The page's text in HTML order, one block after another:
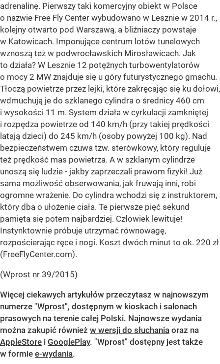
adrenalinę. Pierwszy taki komercyjny obiekt w Polsce
o nazwie Free Fly Center wybudowano w Lesznie w 2014 r.,
kolejny otwarto pod Warszawą, a bliźniaczy powstaje
w Katowicach. Imponujące centrum lotów tunelowych
wznoszą też w podwrocławskich Mirosławicach. Jak
to działa? W Lesznie 12 potężnych turbowentylatorów
o mocy 2 MW znajduje się u góry futurystycznego gmachu.
Tłoczą powietrze przez lejki, które zakręcając się ku dołowi,
wdmuchują je do szklanego cylindra o średnicy 460 cm
i wysokości 11 m. System działa w cyrkulacji zamkniętej
i rozpędza powietrze od 140 km/h (przy takiej prędkości
latają dzieci) do 245 km/h (osoby powyżej 100 kg). Nad
bezpieczeństwem czuwa tzw. sterówkowy, który reguluje
też prędkość mas powietrza. A w szklanym cylindrze
unoszą się ludzie - jakby zaprzeczali prawom fizyki! Już
sama możliwość obserwowania, jak fruwają inni, robi
ogromne wrażenie. Do cylindra wchodzi się z instruktorem,
który dba o ułożenie ciała. Te pierwsze pięć sekund
pamięta się potem najbardziej. Człowiek lewituje!
Instynktownie próbuje utrzymać równowagę,
rozpościerając ręce i nogi. Koszt dwóch minut to ok. 220 zł
(FreeFlyCenter.com).
(Wprost nr 39/2015)
Więcej ciekawych artykułów przeczytasz w najnowszym
numerze "Wprost", dostępnym w kioskach i salonach
prasowych na terenie całej Polski. Najnowsze wydania
można zakupić również w wersji do słuchania oraz na
AppleStore i GooglePlay. "Wprost" dostępny jest także
w formie e-wydania.